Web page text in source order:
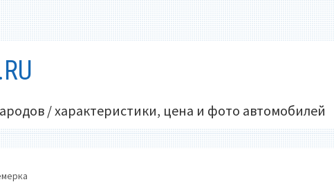
/ характеристики, цена и фото автомобилей